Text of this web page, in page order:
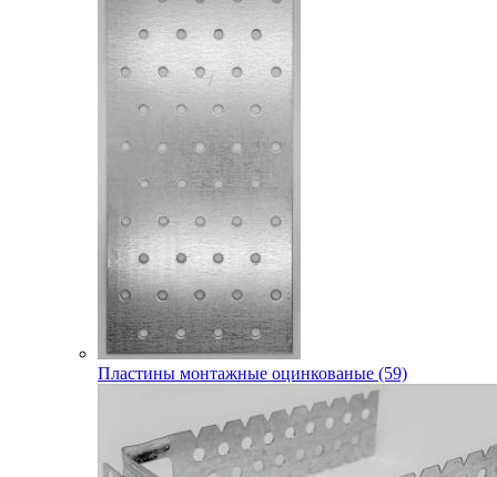
Пластины монтажные оцинкованые (59)